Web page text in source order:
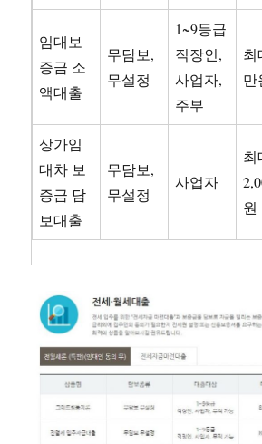
임대보
증금 소
액대출
무담보,
무설정
1~9등급
직장인,
사업자,
주부
최
만
상가임
대차 보
증금 담
보대출
무담보,
무설정
사업자
최
원